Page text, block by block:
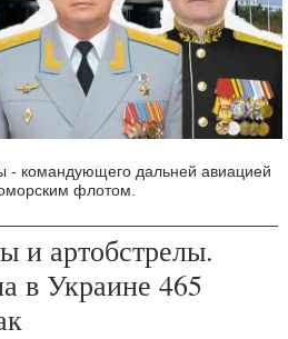
- командующего дальней авиацией
флотом.
и артобстрелы.
в Украине 465